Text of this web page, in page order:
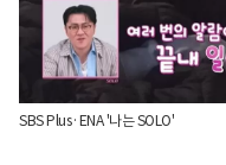
SBS Plus·ENA '나는 SOLO'